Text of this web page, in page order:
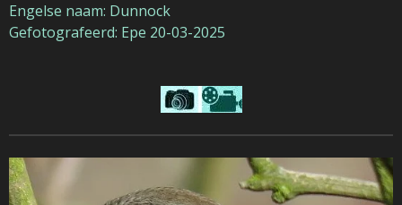
Engelse naam: Dunnock
Gefotografeerd: Epe 20-03-2025